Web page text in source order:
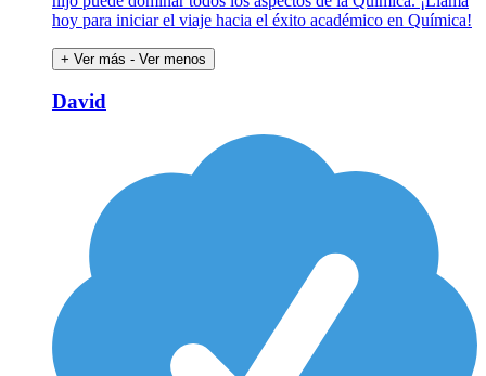
hoy para iniciar el viaje hacia el éxito académico en Química!
+ Ver más - Ver menos
David